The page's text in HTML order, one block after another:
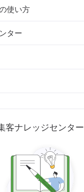
使い方
ター
客ナレッジセンター